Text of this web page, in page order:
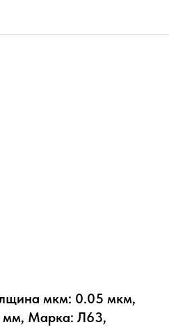
мкм: 0.05 мкм,
мм, Марка: Л63,